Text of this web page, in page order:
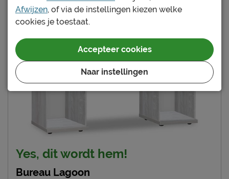
Yes, dit wordt hem!
Bureau Lagoon
Afwijzen, of via de instellingen kiezen welke
cookies je toestaat.
Naar instellingen
Accepteer cookies